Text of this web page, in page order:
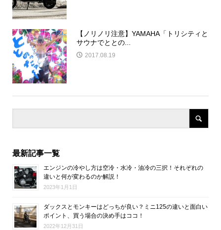
【ノリノリ注意】YAMAHA「トリシティと
サウナでととの...
2017.08.19
最新記事一覧
エンジンの冷やし方は空冷・水冷・油冷の三択！それぞれの
違いと何が変わるのか解説！
2023年1月1日
ダックスとモンキーはどっちが良い？ミニ125の違いと面白い
ポイント、買う場合の決め手はココ！
2022年12月31日